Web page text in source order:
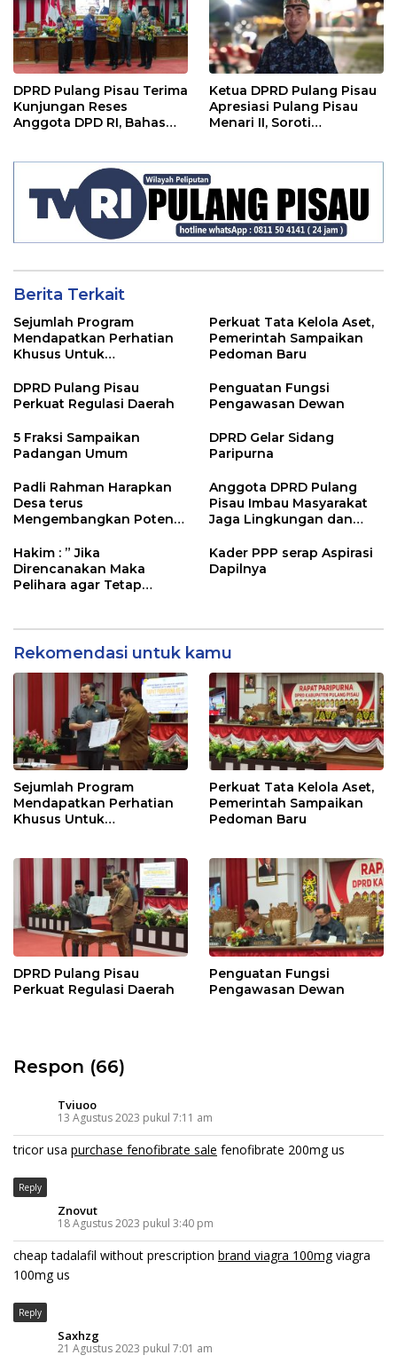
DPRD Pulang Pisau Terima
Kunjungan Reses
Anggota DPD RI, Bahas
Ketua DPRD Pulang Pisau
Apresiasi Pulang Pisau
Menari II, Soroti
Berita Terkait
Sejumlah Program
Mendapatkan Perhatian
Khusus Untuk
Perkuat Tata Kelola Aset,
Pemerintah Sampaikan
Pedoman Baru
DPRD Pulang Pisau
Perkuat Regulasi Daerah
Penguatan Fungsi
Pengawasan Dewan
5 Fraksi Sampaikan
Padangan Umum
DPRD Gelar Sidang
Paripurna
Padli Rahman Harapkan
Desa terus
Mengembangkan Potensi
Anggota DPRD Pulang
Pisau Imbau Masyarakat
Jaga Lingkungan dan
Gozila
Hakim : ” Jika
Direncanakan Maka
Pelihara agar Tetap
Kader PPP serap Aspirasi
Dapilnya
Rekomendasi untuk kamu
Sejumlah Program
Mendapatkan Perhatian
Khusus Untuk
Perkuat Tata Kelola Aset,
Pemerintah Sampaikan
Pedoman Baru
DPRD Pulang Pisau
Perkuat Regulasi Daerah
Penguatan Fungsi
Pengawasan Dewan
Respon (66)
Tviuoo
13 Agustus 2023 pukul 7:11 am
tricor usa purchase fenofibrate sale fenofibrate 200mg us
Reply
Znovut
18 Agustus 2023 pukul 3:40 pm
cheap tadalafil without prescription brand viagra 100mgviagra
100mg us
Reply
Saxhzg
21 Agustus 2023 pukul 7:01 am